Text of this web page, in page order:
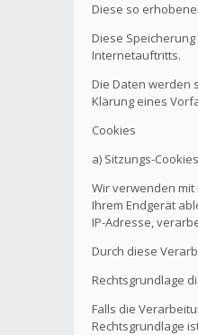
Diese so
Diese
Internetauftritts.
Die Daten werden
Klärung eines
Cookies
a) Sitzungs-
Wir verwenden
Ihrem Endgerät
IP-Adresse,
Durch diese
Rechtsgrundlage
Falls die
Rechtsgrundlage